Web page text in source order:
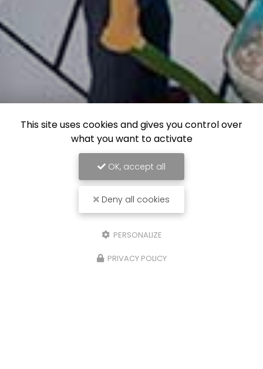
This site uses cookies and gives you control over
what you want to activate
OK, accept all
Deny all cookies
PERSONALIZE
PRIVACY POLICY